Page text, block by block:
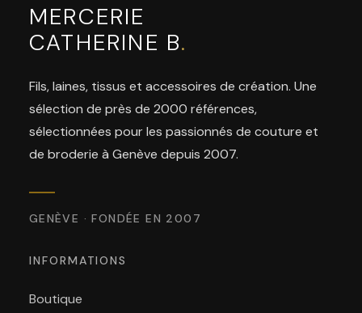
MERCERIE
CATHERINE B.
Fils, laines, tissus et accessoires de création. Une
sélection de près de 2000 références,
sélectionnées pour les passionnés de couture et
de broderie à Genève depuis 2007.
GENÈVE · FONDÉE EN 2007
INFORMATIONS
Boutique